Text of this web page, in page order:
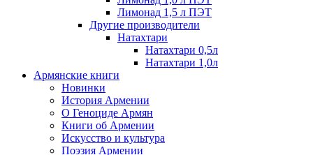
Лимонад 1,5 л ПЭТ
Другие производители
Натахтари
Натахтари 0,5л
Натахтари 1,0л
Армянские книги
Новинки
История Армении
О Геноциде Армян
Книги об Армении
Иcкусство и культура
Поэзия Армении